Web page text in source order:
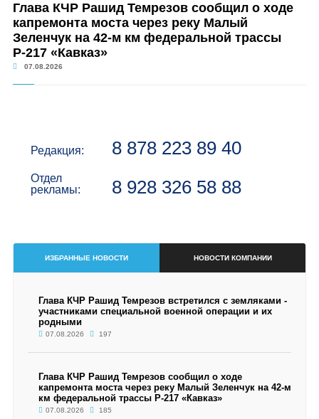
Глава КЧР Рашид Темрезов сообщил о ходе
капремонта моста через реку Малый
Зеленчук на 42-м км федеральной трассы
Р-217 «Кавказ»
07.08.2026
Редакция: 8 878 223 89 40
Отдел
рекламы:
8 928 326 58 88
ИЗБРАННЫЕ НОВОСТИ НОВОСТИ КОМПАНИИ
Глава КЧР Рашид Темрезов встретился с земляками -
участниками специальной военной операции и их
родными
07.08.2026 197
Глава КЧР Рашид Темрезов сообщил о ходе
капремонта моста через реку Малый Зеленчук на 42-м
км федеральной трассы Р-217 «Кавказ»
07.08.2026 185